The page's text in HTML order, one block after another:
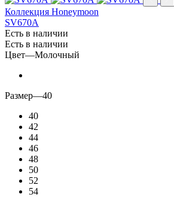
Коллекция Honeymoon
SV670A
Есть в наличии
Есть в наличии
Цвет—Молочный
Размер—40
40
42
44
46
48
50
52
54